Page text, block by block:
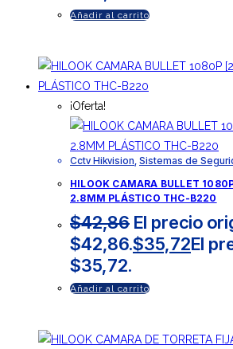
Añadir al carrito
¡Oferta!
Cctv Hikvision, Sistemas de
HILOOK CAMARA BULLET
2.8MM PLÁSTICO THC-B220
$42,86 El precio
$42,86.$35,72El
$35,72.
Añadir al carrito